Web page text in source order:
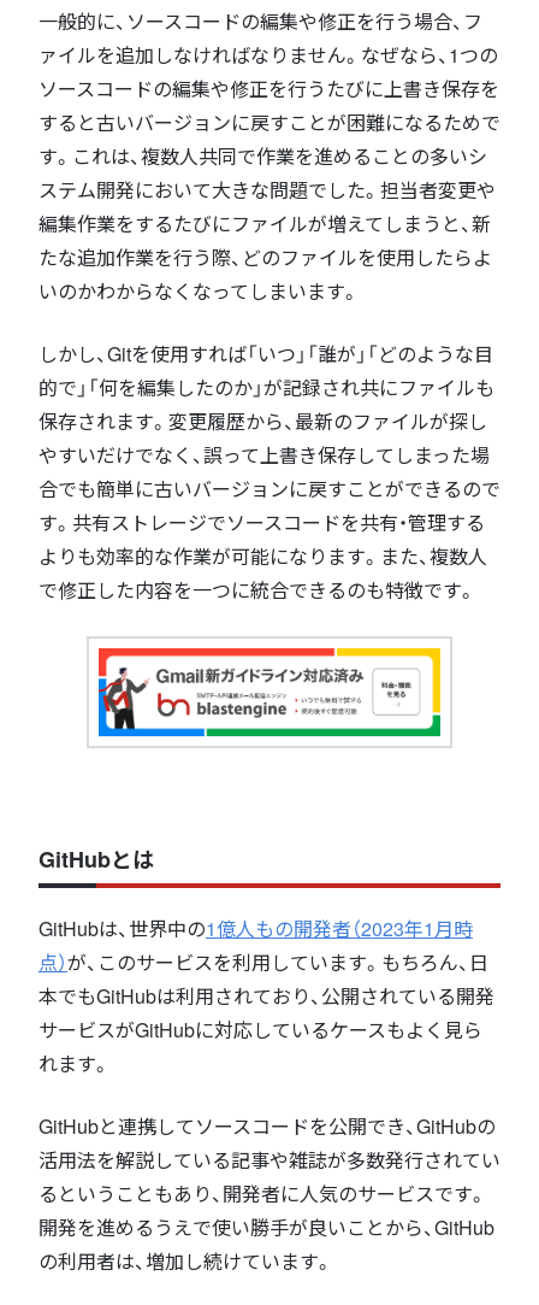
一般的に、ソースコードの編集や修正を行う場合、フ
ァイルを追加しなければなりません。なぜなら、1つの
ソースコードの編集や修正を行うたびに上書き保存を
すると古いバージョンに戻すことが困難になるためで
す。これは、複数人共同で作業を進めることの多いシ
ステム開発において大きな問題でした。担当者変更や
編集作業をするたびにファイルが増えてしまうと、新
たな追加作業を行う際、どのファイルを使用したらよ
いのかわからなくなってしまいます。
しかし、Gitを使用すれば「いつ」「誰が」「どのような目
的で」「何を編集したのか」が記録され共にファイルも
保存されます。変更履歴から、最新のファイルが探し
やすいだけでなく、誤って上書き保存してしまった場
合でも簡単に古いバージョンに戻すことができるので
す。共有ストレージでソースコードを共有・管理する
よりも効率的な作業が可能になります。また、複数人
で修正した内容を一つに統合できるのも特徴です。
GitHubとは
GitHubは、世界中の1億人もの開発者（2023年1月時
点）が、このサービスを利用しています。もちろん、日
本でもGitHubは利用されており、公開されている開発
サービスがGitHubに対応しているケースもよく見ら
れます。
GitHubと連携してソースコードを公開でき、GitHubの
活用法を解説している記事や雑誌が多数発行されてい
るということもあり、開発者に人気のサービスです。
開発を進めるうえで使い勝手が良いことから、GitHub
の利用者は、増加し続けています。